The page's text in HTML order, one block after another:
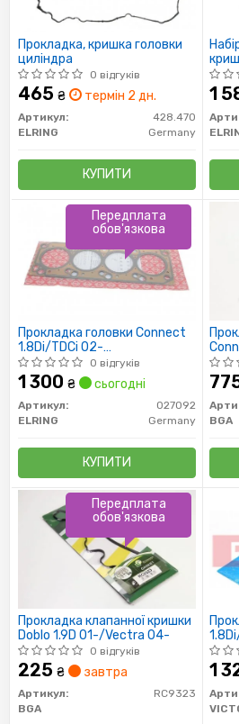
Прокладка, кришка головки
циліндра
0 відгуків
465 ₴ термін 2 дн.
Артикул:
428.470
ELRING
Germany
КУПИТИ
1
Прокладка головки Connect
1.8Di/TDCi 02-
(5міток/1.42мм))
0 відгуків
1 300 ₴ сьогодні
Артикул:
027092
ELRING
Germany
КУПИТИ
Передплата
обов'язкова
02-
BGA
Прокладка клапанної кришки
Doblo 1.9D 01-/Vectra 04-
0 відгуків
225 ₴ завтра
Артикул:
RC9323
BGA
Передплата
обов'язкова
1